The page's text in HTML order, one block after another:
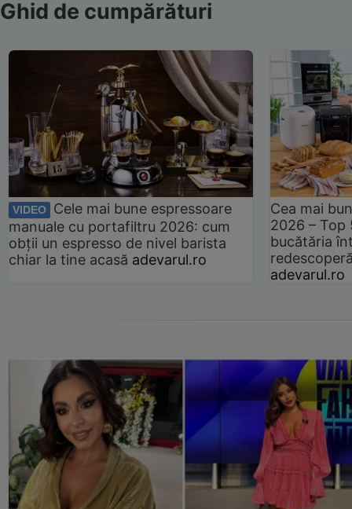
Ghid de cumpărături
VIDEO
Cele mai bune espressoare
manuale cu portafiltru 2026: cum
obții un espresso de nivel barista
chiar la tine acasă adevarul.ro
Cea mai
2026 –
bucătăria
adevarul.ro